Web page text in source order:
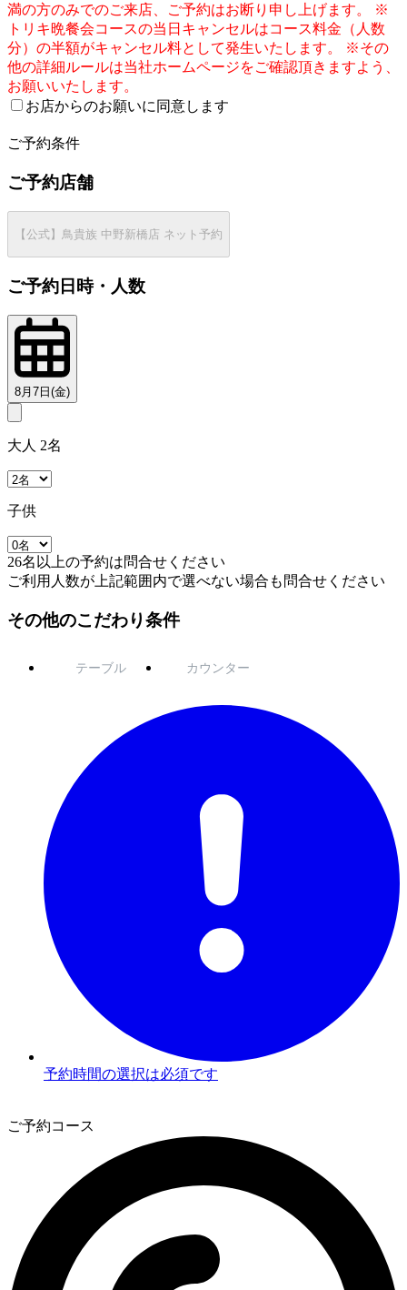
満の方のみでのご来店、ご予約はお断り申し上げます。 ※
トリキ晩餐会コースの当日キャンセルはコース料金（人数
分）の半額がキャンセル料として発生いたします。 ※その
他の詳細ルールは当社ホームページをご確認頂きますよう、
お願いいたします。
お店からのお願いに同意します
ご予約条件
ご予約店舗
【公式】鳥貴族 中野新橋店 ネット予約
ご予約日時・人数
8月7日(金)
大人 2名
子供
26名以上の予約は問合せください
ご利用人数が上記範囲内で選べない場合も問合せください
その他のこだわり条件
テーブル カウンター
予約時間の選択は必須です
ご予約コース